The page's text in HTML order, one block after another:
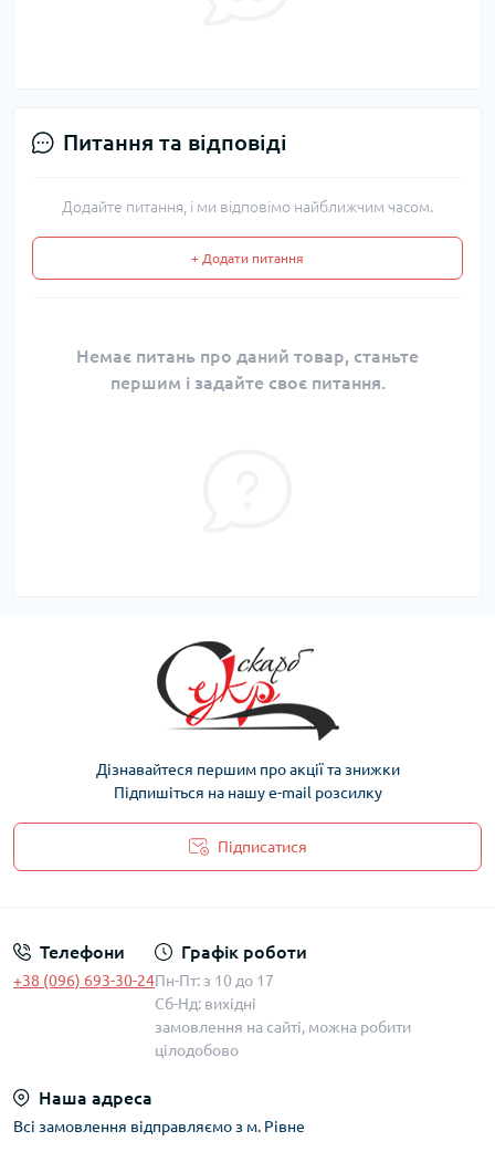
Питання та відповіді
Додайте питання, і ми відповімо найближчим часом.
+ Додати питання
Немає питань про даний товар, станьте
першим і задайте своє питання.
Дізнавайтеся першим про акції та знижки
Підпишіться на нашу e-mail розсилку
Підписатися
Телефони
+38 (096) 693-30-24
Графік роботи
Пн-Пт: з 10 до 17
Сб-Нд: вихідні
замовлення на сайті, можна робити
цілодобово
Наша адреса
Всі замовлення відправляємо з м. Рівне